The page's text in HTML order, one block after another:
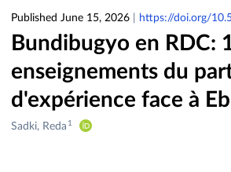
Published June 15, 2026 https://doi.org/
Bundibugyo en RDC:
enseignements du
d'expérience face à
Creators
Sadki, Reda 1